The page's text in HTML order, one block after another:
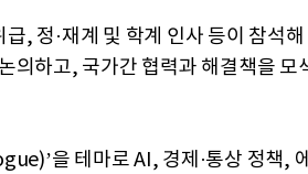
, 정·재계 및 학계 인사 등이 참석
의하고, 국가간 협력과 해결책을 모
을 테마로 AI, 경제·통상 정책,